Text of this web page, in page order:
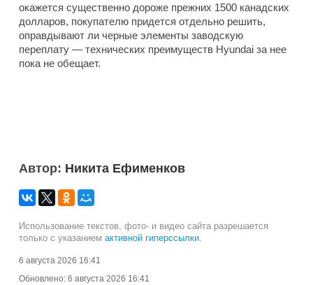
окажется существенно дороже прежних 1500 канадских
долларов, покупателю придется отдельно решить,
оправдывают ли черные элементы заводскую
переплату — технических преимуществ Hyundai за нее
пока не обещает.
Автор: Никита Ефименков
Использование текстов, фото- и видео сайта разрешается
только с указанием активной гиперссылки
6 августа 2026 16:41
Обновлено: 6 августа 2026 16:41